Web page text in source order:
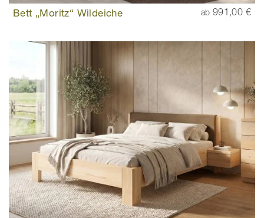
Bett „Moritz“ Wildeiche ab 991,00 €